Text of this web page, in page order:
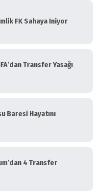
FK Sahaya Iniyor
Transfer Yasağı
Baresi Hayatını
4 Transfer